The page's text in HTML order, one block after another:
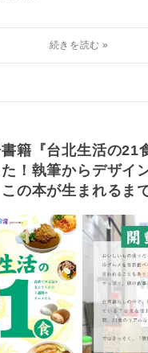
籍『台北生活の21
た！執筆からデザイ
の本が生まれるまで